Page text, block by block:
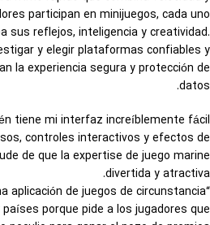
participan en minijuegos, cada uno
sus reflejos, inteligencia y creatividad.
y elegir plataformas confiables y
la experiencia segura y protección de
datos.
tiene mi interfaz increíblemente fácil
controles interactivos y efectos de
de que la expertise de juego marine
divertida y atractiva.
aplicación de juegos de circunstancia
porque pide a los jugadores que